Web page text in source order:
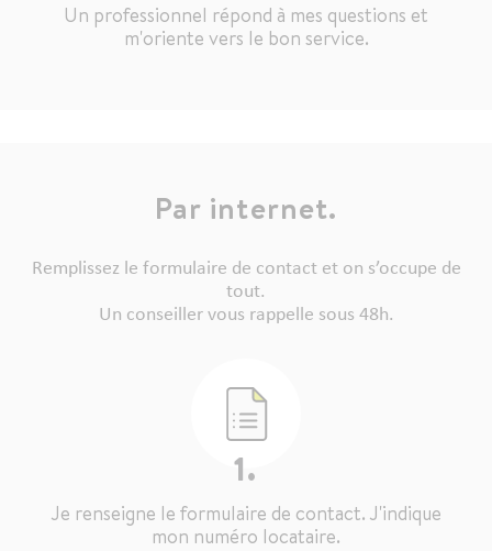
Un professionnel répond à mes questions et
m'oriente vers le bon service.
Par internet.
Remplissez le formulaire de contact et on s’occupe de
tout.
Un conseiller vous rappelle sous 48h.
1.
Je renseigne le formulaire de contact. J'indique
mon numéro locataire.